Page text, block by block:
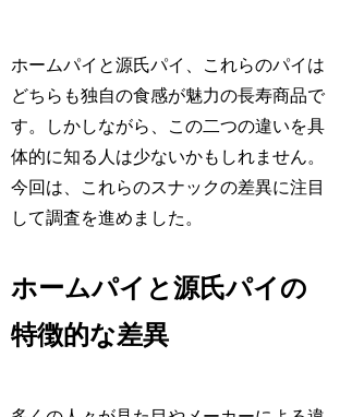
ホームパイと源氏パイ、これらのパイは
どちらも独自の食感が魅力の長寿商品で
す。しかしながら、この二つの違いを具
体的に知る人は少ないかもしれません。
今回は、これらのスナックの差異に注目
して調査を進めました。
ホームパイと源氏パイの
特徴的な差異